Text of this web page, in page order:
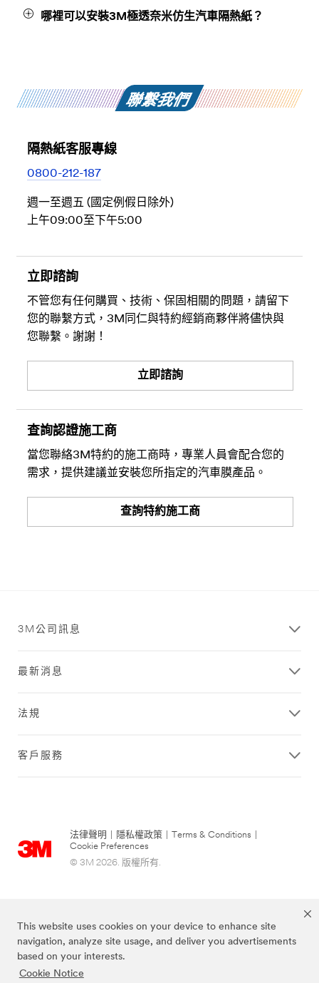
This website uses cookies on your device to enhance site
navigation, analyze site usage, and deliver you advertisements
based on your interests.
Cookie Notice
又清晰，適合用在汽車前擋玻璃給您最舒適的駕
全，追求汽車前擋玻璃高透清晰又強效隔熱的
您。
越高，視野愈明亮。上述型號皆可用於車身，也
擇以下前擋+車身型號推廌組合：
明亮視野 + 涼爽舒適：前擋MA70 + 車身
前擋建議售價23,000元，車身建議售價35,000
哪裡可以安裝3M極透奈米仿生汽車隔熱紙？
聯繫我們
隔熱紙客服專線
0800-212-187
週一至週五 (國定例假日除外)
上午09:00至下午5:00
立即諮詢
不管您有任何購買、技術、保固相關的問題，請留下
您的聯繫方式，3M同仁與特約經銷商夥伴將儘快與
您聯繫。謝謝！
立即諮詢
查詢認證施工商
當您聯絡3M特約的施工商時，專業人員會配合您的
需求，提供建議並安裝您所指定的汽車膜產品。
查詢特約施工商
3M公司訊息
最新消息
法規
客戶服務
法律聲明 隱私權政策 Terms & Conditions
Cookie Preferences
© 3M 2026. 版權所有.